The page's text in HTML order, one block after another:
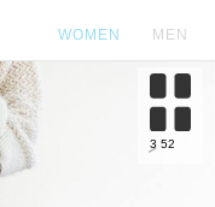
WOMEN MEN
3 52